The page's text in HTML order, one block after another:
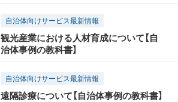
自治体向けサービス最新情報
観光産業における人材育成について【自
治体事例の教科書】
自治体向けサービス最新情報
遠隔診療について【自治体事例の教科書】